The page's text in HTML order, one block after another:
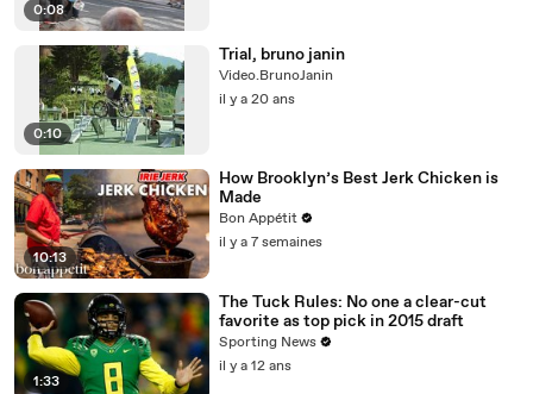
0:08
0:10
Trial, bruno janin
Video.BrunoJanin
il y a 20 ans
10:13
How Brooklyn’s Best Jerk Chicken is
Made
Bon Appétit
il y a 7 semaines
1:33
The Tuck Rules: No one a clear-cut
favorite as top pick in 2015 draft
Sporting News
il y a 12 ans